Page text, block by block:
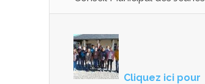
Cliquez ici pour